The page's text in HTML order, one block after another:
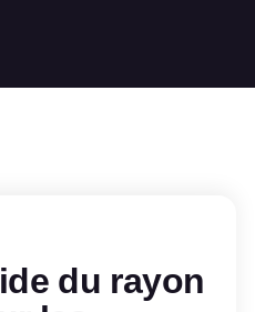
du rayon